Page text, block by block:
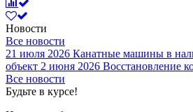
Новости
Все новости
21 июля 2026 Канатные машины в
объект 2 июня 2026 Восстановление
Все новости
Будьте в курсе!